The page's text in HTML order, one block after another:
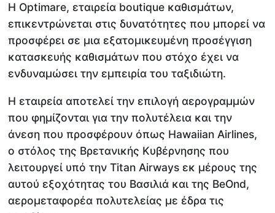
Η Optimare, εταιρεία boutique καθισμάτων,
επικεντρώνεται στις δυνατότητες που μπορεί να
προσφέρει σε μια εξατομικευμένη προσέγγιση
κατασκευής καθισμάτων που στόχο έχει να
ενδυναμώσει την εμπειρία του ταξιδιώτη.
Η εταιρεία αποτελεί την επιλογή αερογραμμών
που φημίζονται για την πολυτέλεια και την
άνεση που προσφέρουν όπως Hawaiian Airlines,
ο στόλος της Βρετανικής Κυβέρνησης που
λειτουργεί υπό την Titan Airways εκ μέρους της
αυτού εξοχότητας του Βασιλιά και της BeOnd,
αερομεταφορέα πολυτελείας με έδρα τις